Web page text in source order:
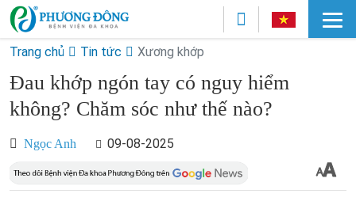
Trang chủ Tin tức Xương khớp
Đau khớp ngón tay có nguy hiểm
không? Chăm sóc như thế nào?
Ngọc Anh 09-08-2025